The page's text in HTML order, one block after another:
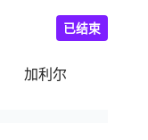
加利尔
已结束